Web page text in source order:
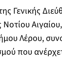
Γενικής
Λέρου,
που